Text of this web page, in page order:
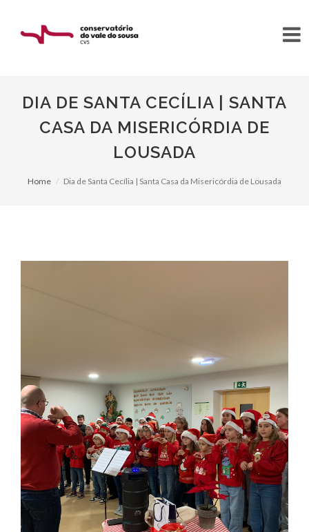
DIA DE SANTA CECÍLIA | SANTA
CASA DA MISERICÓRDIA DE
LOUSADA
Home Dia de Santa Cecília | Santa Casa da Misericórdia de Lousada